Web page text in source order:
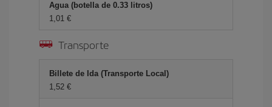
Agua (botella de 0.33 litros)
1,01 €
Transporte
Billete de Ida (Transporte Local)
1,52 €